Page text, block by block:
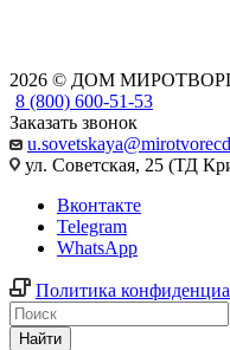
2026 © ДОМ
8 (800) 600-51-53
Заказать звонок
ул. Советская, 25 (ТД
Вконтакте
Telegram
WhatsApp
Политика
Найти